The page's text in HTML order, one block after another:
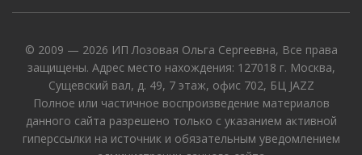
© 2009 — 2026 ИП Лозовая Ольга Сергеевна, Все права
защищены. Адрес место нахождения: 127018 г. Москва,
Сущевский вал, д. 49, 7 этаж, офис 702, БЦ JAZZ
Полное или частичное воспроизведение материалов
данного сайта разрешено только с указанием активной
гиперссылки на источник и обязательным уведомлением